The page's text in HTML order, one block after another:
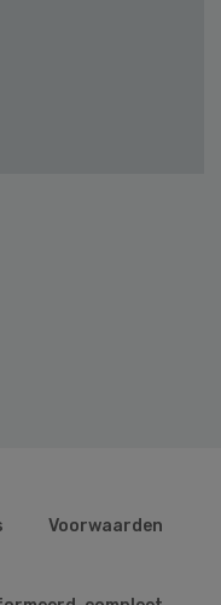
Voorwaarden